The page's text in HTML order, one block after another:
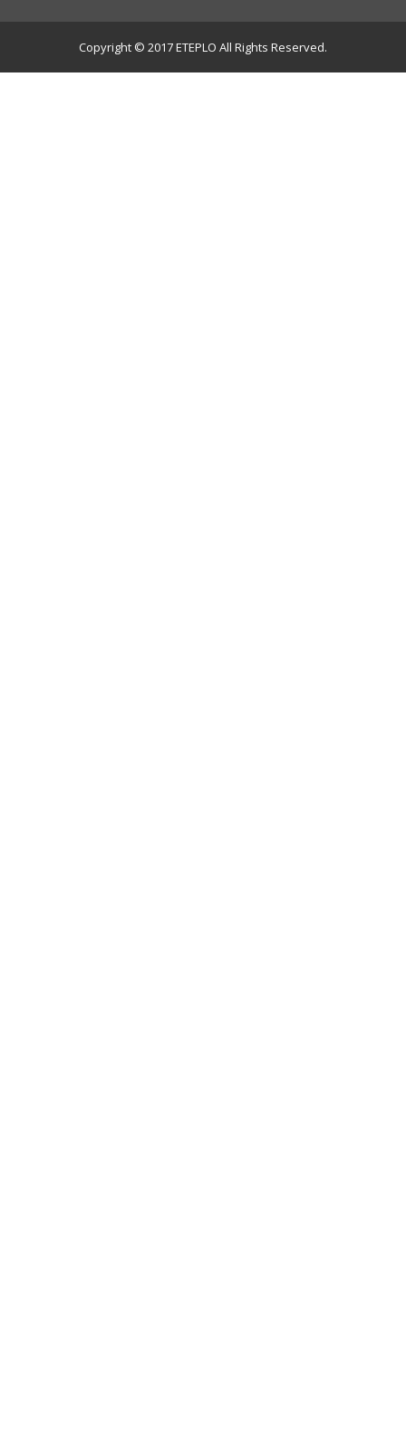
Copyright © 2017 ETEPLO All Rights Reserved.